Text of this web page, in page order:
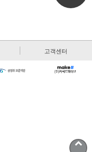
고객센터